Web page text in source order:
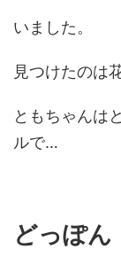
いました。
見つけたのは
ともちゃんは
ルで…
どっぽん